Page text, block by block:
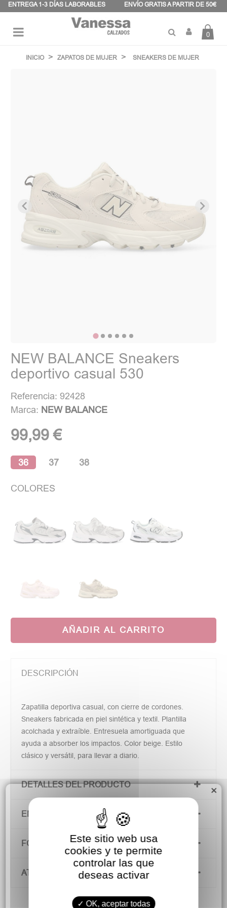
ENTREGA 1-3 DÍAS LABORABLES ENVÍO GRATIS A PARTIR DE 50€
palanca
0
INICIO ZAPATOS DE MUJER SNEAKERS DE MUJER
NEW BALANCE Sneakers
deportivo casual 530
Referencia: 92428
Marca: NEW BALANCE
99,99 €
36 37 38
COLORES
AÑADIR AL CARRITO
DESCRIPCIÓN
Zapatilla deportiva casual, con cierre de cordones.
Sneakers fabricada en piel sintética y textil. Plantilla
acolchada y extraíble. Entresuela amortiguada que
ayuda a absorber los impactos. Color beige. Estilo
clásico y versátil, para llevar a diario.
DETALLES DEL PRODUCTO
ENVÍOS Y DEVOLUCIONES
FORMAS DE PAGO
ATENCIÓN AL CLIENTE
×
Panel de gestión de cookies
Este sitio web usa
cookies y te permite
controlar las que
deseas activar
OK, aceptar todas